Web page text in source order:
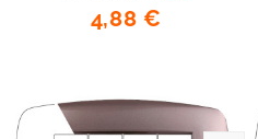
4,88 €